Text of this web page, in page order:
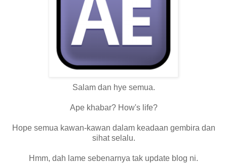
Salam dan hye semua.
Ape khabar? How's life?
Hope semua kawan-kawan dalam keadaan gembira dan
sihat selalu.
Hmm, dah lame sebenarnya tak update blog ni.